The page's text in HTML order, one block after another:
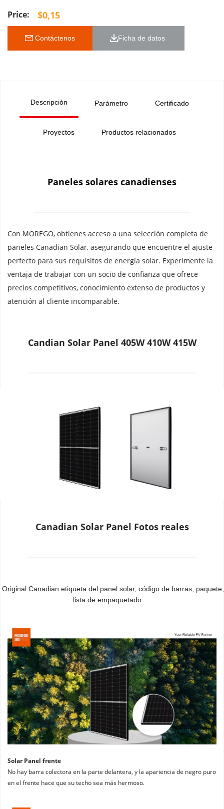
$0,15
Contáctenos Ficha de datos
Descripción Parámetro Certificado
Proyectos Productos relacionados
Paneles solares canadienses
Con MOREGO, obtienes acceso a una selección completa de
paneles Canadian Solar, asegurando que encuentre el ajuste
perfecto para sus requisitos de energía solar. Experimente la
ventaja de trabajar con un socio de confianza que ofrece
precios competitivos, conocimiento extenso de productos y
atención al cliente incomparable.
Candian Solar Panel 405W 410W 415W
Canadian Solar Panel Fotos reales
Original Canadian etiqueta del panel solar, código de barras, paquete,
lista de empaquetado ...
Solar Panel frente
No hay barra colectora en la parte delantera, y la apariencia de negro puro
en el frente hace que su techo sea más hermoso.